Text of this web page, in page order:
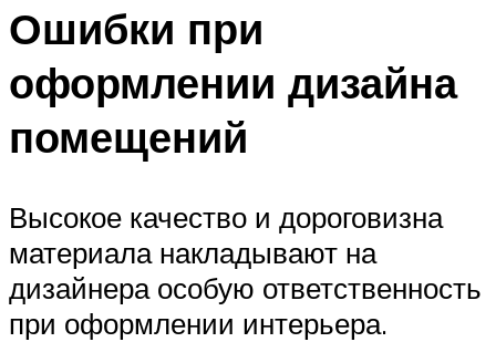
Ошибки при
оформлении дизайна
помещений
Высокое качество и дороговизна
материала накладывают на
дизайнера особую ответственность
при оформлении интерьера.